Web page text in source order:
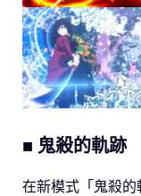
■ 鬼殺的軌跡
在新模式「鬼殺